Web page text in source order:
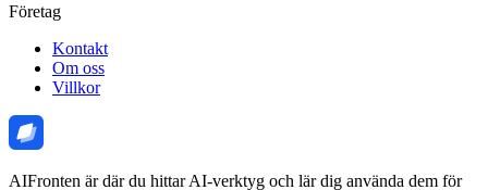
Företag
Kontakt
Om oss
Villkor
AIFronten är där du hittar AI-verktyg och lär dig använda dem för